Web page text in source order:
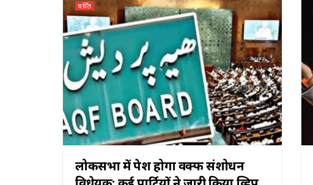
चर्चित
लोकसभा में पेश होगा वक्फ संशोधन